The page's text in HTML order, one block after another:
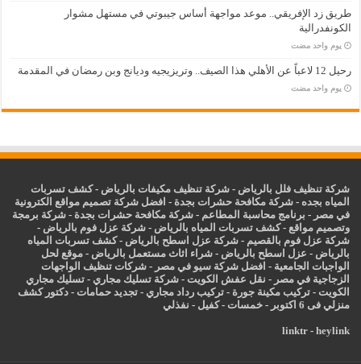
طريق زد الإفريقي.. موعد مواجهة أساس جيبوتي في مستهل مشوار
الكونفدرالية
‏يوم واحد مضت
رحيل 12 لاعباً عن الأهلي هذا الصيف.. وتريزيجيه وديانج وبن رمضان في المقدمة
‏يوم واحد مضت
شركة تنظيف فلل بالرياض -شركة تنظيف مكيفات بالرياض -كشف تسربات
المياه بجده -شركة مكافحة حشرات بجدة - افضل شركة تصميم مواقع الكترونية
في مصر - برنامج محاسبة المطاعم -شركة مكافحة حشرات بجدة -شركة برمجة
وتصميم مواقع -كشف تسربات المياه بالرياض -شركة عزل فوم بالرياض -
شركة عزل فوم بالقصيم -شركة عزل اسطح بالرياض -كشف تسربات المياه
بالرياض - عزل اسطح بالرياض -شراء اثاث مستعمل بالرياض - موقع لحل
الواجبات الجامعية - افضل شركة سيو في مصر -شركات تنظيف الواجهات
الزجاجية في مصر - نقل عفش الكويت -شركة تسليك مجاري -تسليك مجاري
الكويت -تركيب مكينة جورة -تركيب رداد مجاري -تجديد حمامات -دكتور كشف
منزلي فى 6 اكتوبر
-خمسات -كفيل - نفذلي
linktr- heylink